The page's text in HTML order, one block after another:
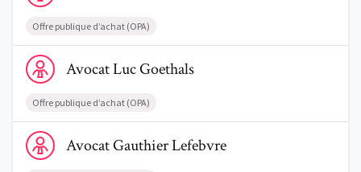
Trouve un avocat
Offre publique d’achat (OPA)
Voir le profil de AvocatLuc Goethals
AvocatLucGoethals
Offre publique d’achat (OPA)
Voir le profil de AvocatGauthier Lefebvre
AvocatGauthierLefebvre